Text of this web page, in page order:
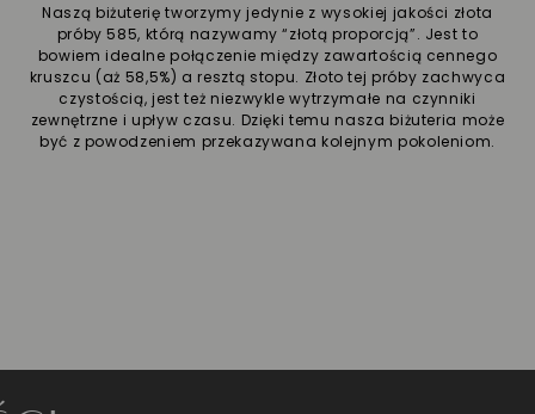
Naszą biżuterię tworzymy jedynie z wysokiej jakości złota
próby 585, którą nazywamy “złotą proporcją”. Jest to
bowiem idealne połączenie między zawartością cennego
kruszcu (aż 58,5%) a resztą stopu. Złoto tej próby zachwyca
czystością, jest też niezwykle wytrzymałe na czynniki
zewnętrzne i upływ czasu. Dzięki temu nasza biżuteria może
być z powodzeniem przekazywana kolejnym pokoleniom.